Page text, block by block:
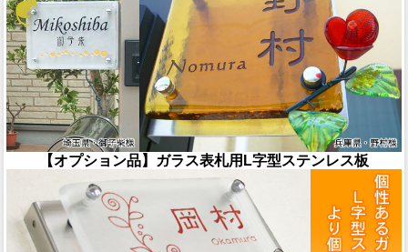
【オプション品】ガラス表札用L字型ステンレス板